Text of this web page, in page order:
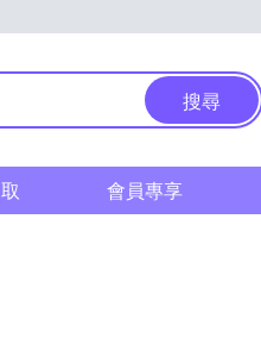
搜尋
會員專享